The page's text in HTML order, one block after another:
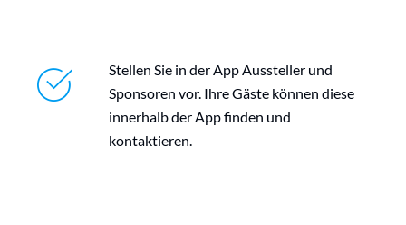
Stellen Sie in der App Aussteller und
Sponsoren vor. Ihre Gäste können diese
innerhalb der App finden und
kontaktieren.